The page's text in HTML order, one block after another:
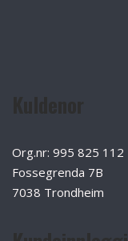
Org.nr: 995 825 112
Fossegrenda 7B
7038 Trondheim